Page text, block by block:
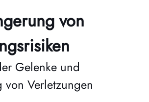
von
Gelenke und
von Verletzungen